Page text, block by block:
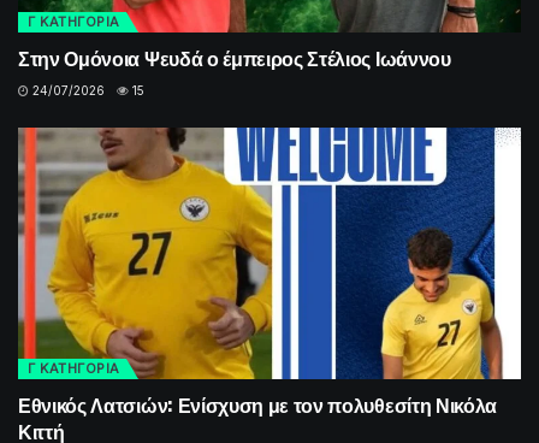
Γ ΚΑΤΗΓΟΡΙΑ
Στην Ομόνοια Ψευδά ο έμπειρος Στέλιος Ιωάννου
24/07/2026 15
Γ ΚΑΤΗΓΟΡΙΑ
Εθνικός Λατσιών: Ενίσχυση με τον πολυθεσίτη Νικόλα
Κιττή